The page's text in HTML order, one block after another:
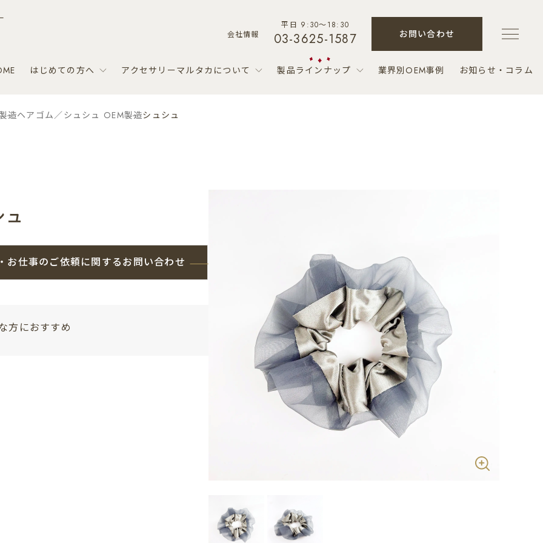
会社情報
平日 9:30～18:30
03-3625-1587 お問い合わせ
はじめての方へ アクセサリーマルタカについて 製品ラインナップ 業界別OEM事例 お知らせ・コラム
造ヘアゴム／シュシュ OEM製造シュシュ
お仕事のご依頼に関するお問い合わせ
方におすすめ